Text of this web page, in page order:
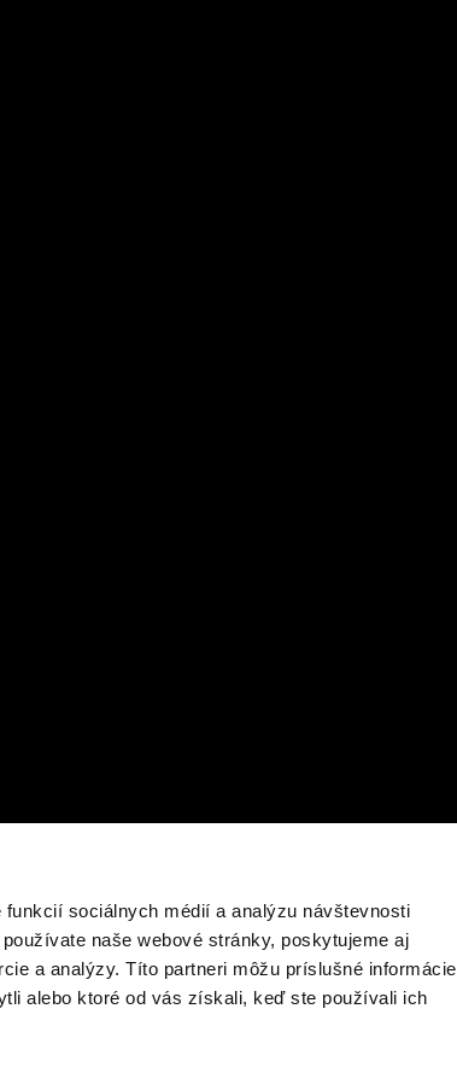
sociálnych médií a analýzu návštevnosti
naše webové stránky, poskytujeme aj
a analýzy. Títo partneri môžu príslušné informácie
alebo ktoré od vás získali, keď ste používali ich